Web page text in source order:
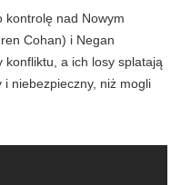
kontrolę nad Nowym
Cohan) i Negan
a ich losy splatają
niebezpieczny, niż mogli